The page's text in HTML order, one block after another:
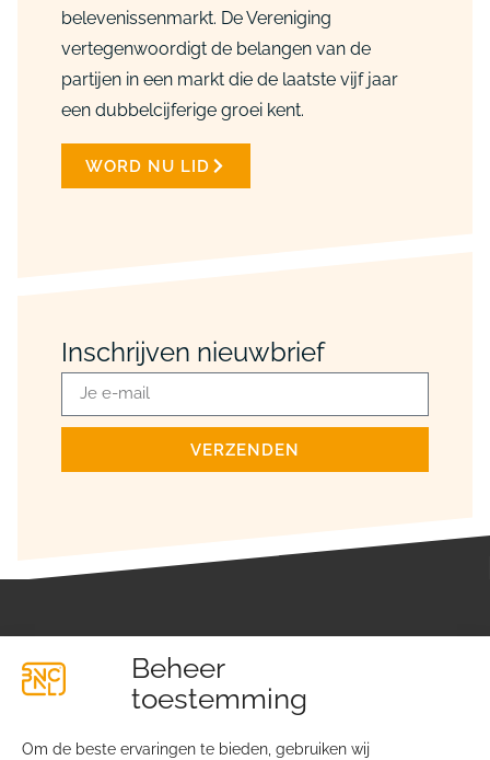
Beheer
toestemming
Om de beste ervaringen te bieden, gebruiken wij
belevenissenmarkt. De Vereniging
vertegenwoordigt de belangen van de
partijen in een markt die de laatste vijf jaar
een dubbelcijferige groei kent.
WORD NU LID
Inschrijven nieuwbrief
VERZENDEN